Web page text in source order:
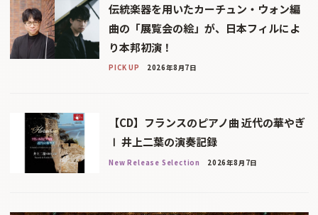
伝統楽器を用いたカーチュン・ウォン編
曲の「展覧会の絵」が、日本フィルによ
り本邦初演！
PICK UP 2026年8月7日
【CD】フランスのピアノ曲 近代の華やぎ
Ⅰ 井上二葉の演奏記録
New Release Selection 2026年8月7日